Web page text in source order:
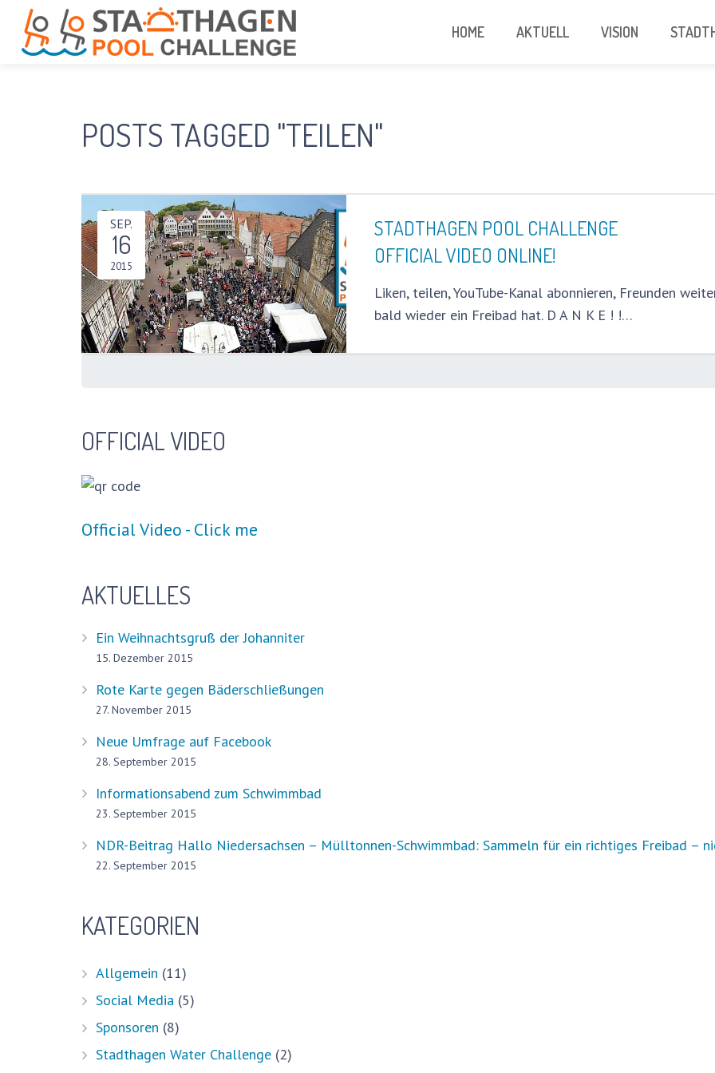
HOME AKTUELL VISION
POSTS TAGGED "TEILEN"
STADTHAGEN POOL CHALLENGE
OFFICIAL VIDEO ONLINE!
SEP.
16
2015
Liken, teilen, YouTube-Kanal abonnieren, Freunden
bald wieder ein Freibad hat. D A N K E ! !…
OFFICIAL VIDEO
Official Video - Click me
AKTUELLES
Ein Weihnachtsgruß der Johanniter
15. Dezember 2015
Rote Karte gegen Bäderschließungen
27. November 2015
Neue Umfrage auf Facebook
28. September 2015
Informationsabend zum Schwimmbad
23. September 2015
NDR-Beitrag Hallo Niedersachsen – Mülltonnen-Schwimmbad: Sammeln für ein richtiges Freibad –
22. September 2015
KATEGORIEN
Allgemein (11)
Social Media (5)
Sponsoren (8)
Stadthagen Water Challenge (2)
Pressestimmen
Schwimmen lernen – ein gesellschaftlicher Auftrag?
Impressum
Datenschutzerklärung